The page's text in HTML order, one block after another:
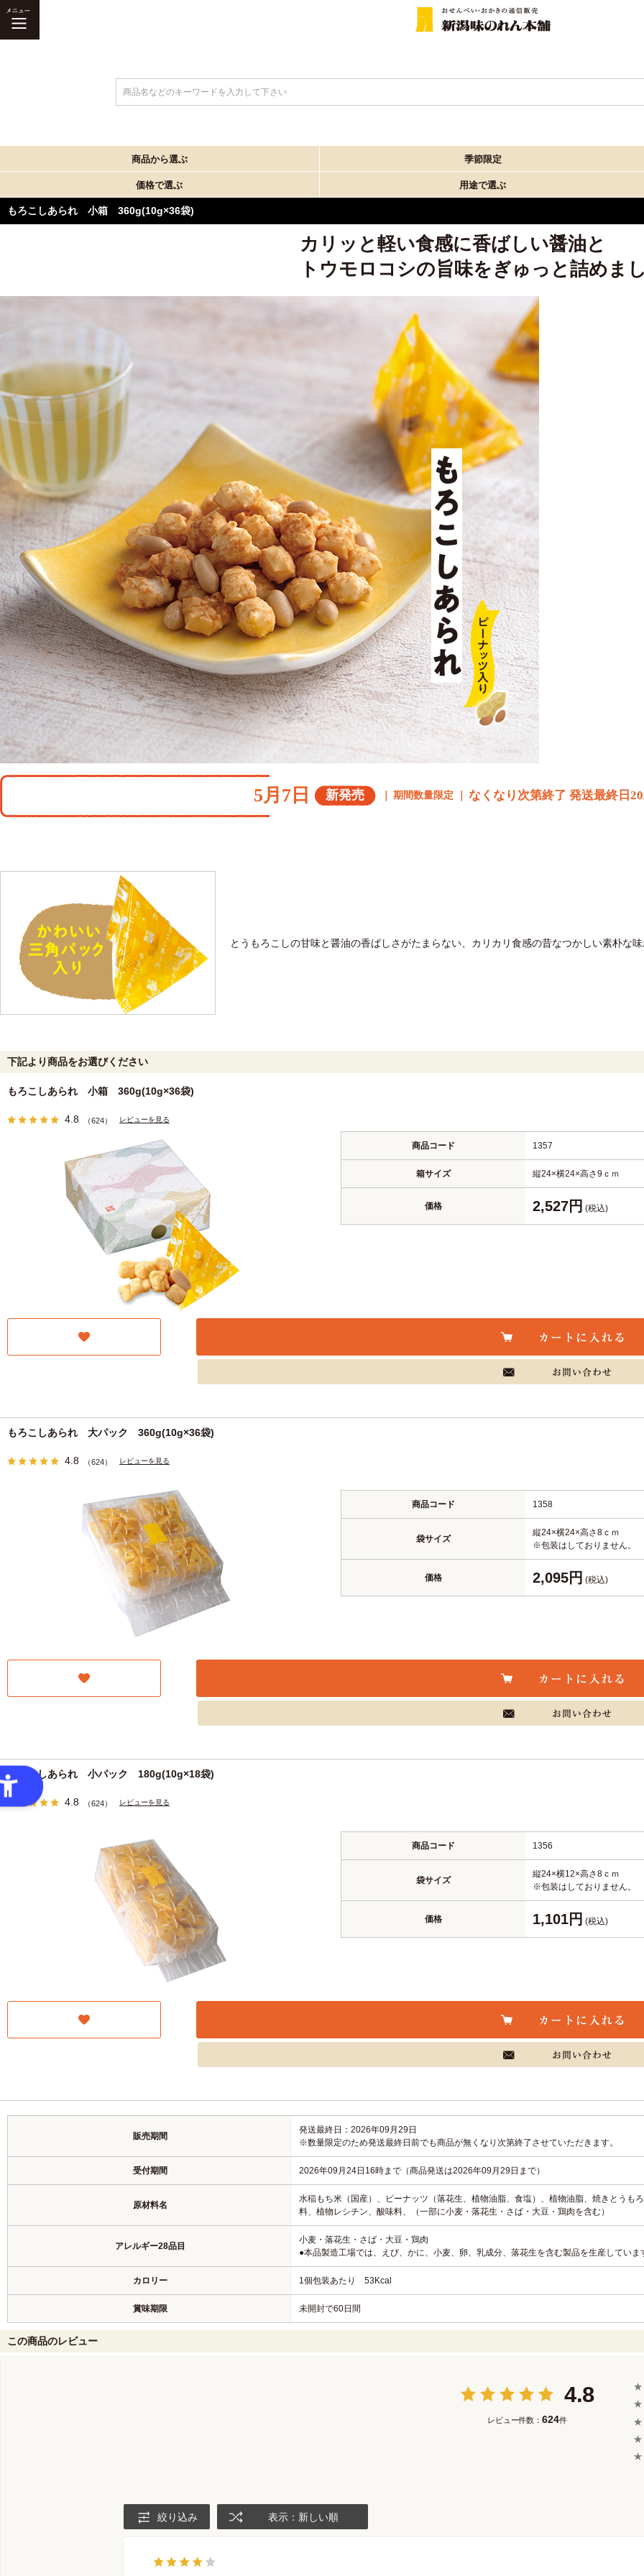
商品名などのキーワードを入力して下さい
商品から選ぶ 季節限定
価格で選ぶ 用途で選ぶ
もろこしあられ 小箱 360g(10g×36袋)
カリッと軽い食感に香ばしい醤油と
トウモロコシの旨味をぎゅっと詰めま
5月7日 新発売 期間数量限定 なくなり次第終了 発送最終日
とうもろこしの甘味と醤油の香ばしさがたまらない、カリカリ食感の昔なつかしい素朴な味
下記より商品をお選びください
もろこしあられ 小箱 360g(10g×36袋)
4.8 （624） レビューを見る
商品コード 1357
箱サイズ 縦24×横24×高さ9ｃｍ
価格 2,527円 (税込)
もろこしあられ 大パック 360g(10g×36袋)
4.8 （624） レビューを見る
商品コード 1358
袋サイズ
縦24×横24×高さ8ｃｍ
※包装はしておりません。
価格 2,095円 (税込)
もろこしあられ 小パック 180g(10g×18袋)
4.8 （624） レビューを見る
商品コード 1356
袋サイズ
縦24×横12×高さ8ｃｍ
※包装はしておりません。
価格 1,101円 (税込)
販売期間
発送最終日：2026年09月29日
※数量限定のため発送最終日前でも商品が無くなり次第終了させていただきます。
受付期間 2026年09月24日16時まで（商品発送は2026年09月29日まで）
原材料名
水稲もち米（国産）、ピーナッツ（落花生、植物油脂、食塩）、植物油脂、焼きとう
料、植物レシチン、酸味料、（一部に小麦・落花生・さば・大豆・鶏肉を含む）
アレルギー28品目
小麦・落花生・さば・大豆・鶏肉
●本品製造工場では、えび、かに、小麦、卵、乳成分、落花生を含む製品を生産していま
カロリー 1個包装あたり 53Kcal
賞味期限 未開封で60日間
この商品のレビュー
4.8
レビュー件数： 624件
★
★
★
★
★
絞り込み 表示：新しい順